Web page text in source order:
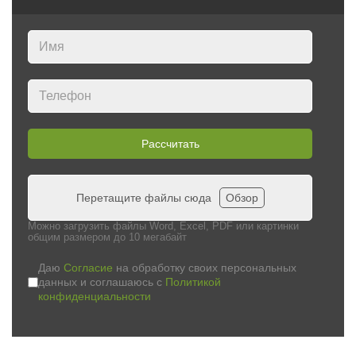
Рассчитать
Перетащите файлы сюда Обзор
Можно загрузить файлы Word, Excel, PDF или картинки
общим размером до 10 мегабайт
Даю Согласие на обработку своих персональных
данных и соглашаюсь с Политикой
конфиденциальности